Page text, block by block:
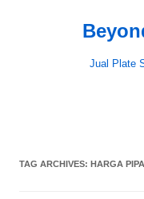
Jual Plate
TAG ARCHIVES: HARGA